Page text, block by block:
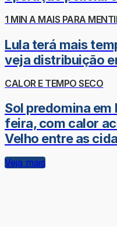
1 MIN A MAIS PARA
Lula terá mais
veja distribuição
CALOR E TEMPO SECO
Sol predomina
feira, com calor
Velho entre as
Veja mais